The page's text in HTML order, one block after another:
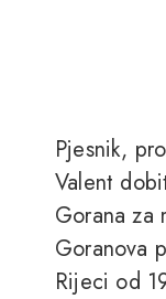
Pjesnik,
Valent
Gorana za
Goranova
Rijeci od